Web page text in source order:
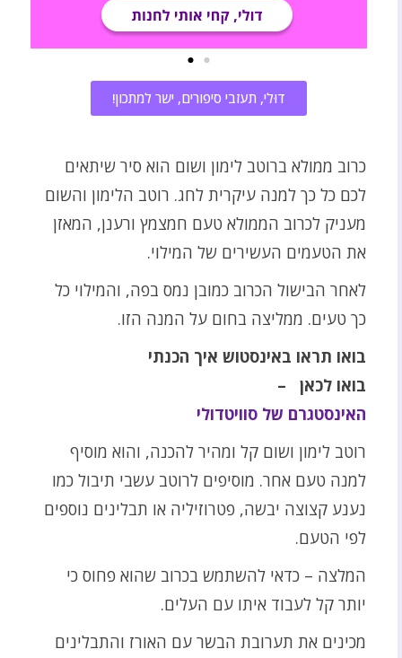
דוּלי, תעזבי סיפורים, ישר למתכון!
כרוב ממולא ברוטב לימון ושום הוא סיר שיתאים
לכם כל כך למנה עיקרית לחג. רוטב הלימון והשום
מעניק לכרוב הממולא טעם חמצמץ ורענן, המאזן
את הטעמים העשירים של המילוי.
לאחר הבישול הכרוב כמובן נמס בפה, והמילוי כל
כך טעים. ממליצה בחום על המנה הזו.
בואו תראו באינסטוש איך הכנתי
בואו לכאן –
האינסטגרם של סוויטדולי
רוטב לימון ושום קל ומהיר להכנה, והוא מוסיף
למנה טעם אחר. מוסיפים לרוטב עשבי תיבול כמו
נענע קצוצה יבשה, פטרוזיליה או תבלינים נוספים
לפי הטעם.
המלצה – כדאי להשתמש בכרוב שהוא פחוס כי
יותר קל לעבוד איתו עם העלים.
מכינים את תערובת הבשר עם האורז והתבלינים